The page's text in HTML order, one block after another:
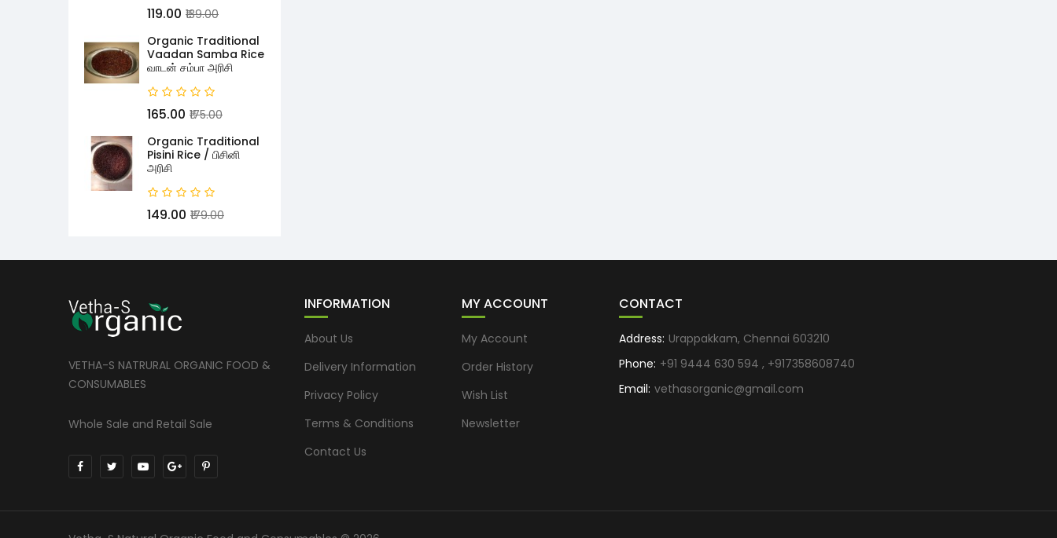
₹119.00 ₹139.00
Organic Traditional
Vaadan Samba Rice
வாடன் சம்பா அரிசி
₹165.00 ₹175.00
Organic Traditional
Pisini Rice / பிசினி
அரிசி
₹149.00 ₹179.00
VETHA-S NATRURAL ORGANIC FOOD &
CONSUMABLES
Whole Sale and Retail Sale
INFORMATION
About Us
Delivery Information
Privacy Policy
Terms & Conditions
Contact Us
MY ACCOUNT
My Account
Order History
Wish List
Newsletter
CONTACT
Address: Urappakkam, Chennai 603210
Phone: +91 9444 630 594 , +917358608740
Email: vethasorganic@gmail.com